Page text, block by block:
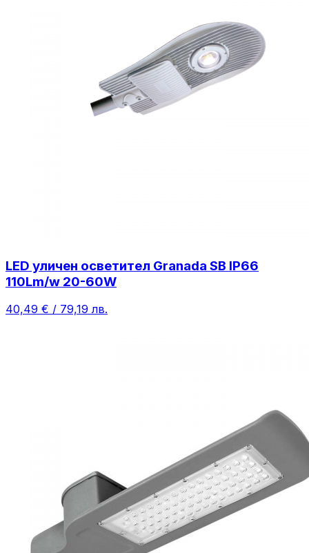
LED уличен осветител Granada SB IP66
110Lm/w 20-60W
40,49 € / 79,19 лв.